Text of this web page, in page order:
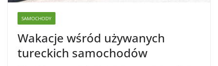
SAMOCHODY
Wakacje wśród używanych
tureckich samochodów